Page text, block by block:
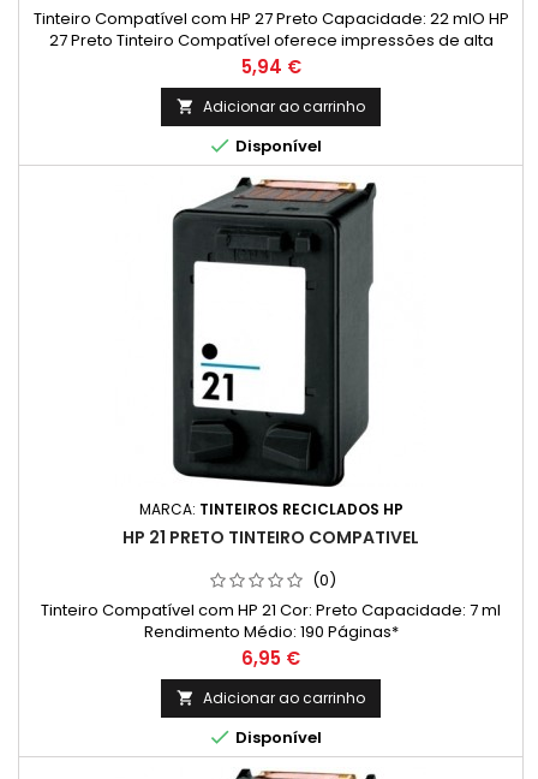
Tinteiro Compatível com HP 27 Preto Capacidade: 22 mlO HP
27 Preto Tinteiro Compatível oferece impressões de alta
qualidade com textos nítidos e cores vibrantes. Ideal para
uso em casa ou no escritório, este cartucho é fácil de instalar
e proporciona um excelente custo-benefício. Com sua
formulação avançada, garante resistência ao
desbotamento e é uma...
Preço
5,94 €
 Adicionar ao carrinho
 Disponível
MARCA: TINTEIROS RECICLADOS HP
HP 21 PRETO TINTEIRO COMPATIVEL
(0)
Tinteiro Compatível com HP 21 Cor: Preto Capacidade: 7 ml
Rendimento Médio: 190 Páginas*
Preço
6,95 €
 Adicionar ao carrinho
 Disponível